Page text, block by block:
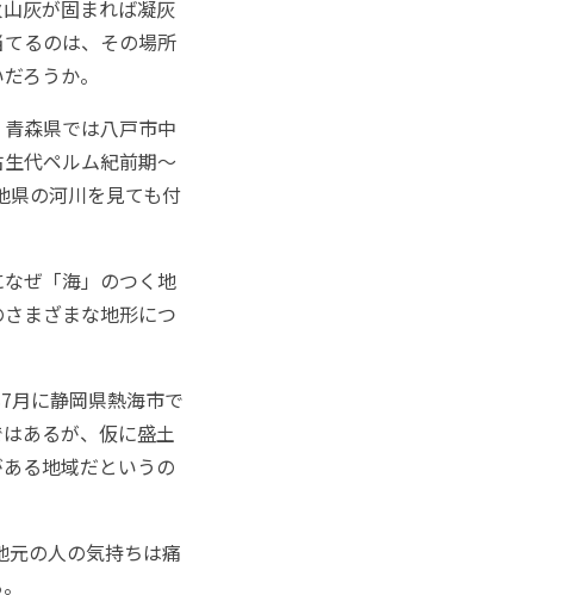
灰が固まれば凝灰
るのは、その場所
ろうか。
森県では八戸市中
代ペルム紀前期～
県の河川を見ても付
ぜ「海」のつく地
まざまな地形につ
月に静岡県熱海市で
あるが、仮に盛土
る地域だというの
の人の気持ちは痛